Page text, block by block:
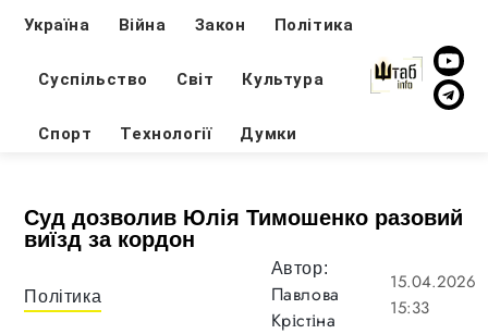
Україна Війна Закон Політика
Суспільство Світ Культура
Спорт Технології Думки
Суд дозволив Юлія Тимошенко разовий
виїзд за кордон
Політика
Автор:
Павлова
Крістіна
15.04.2026
15:33